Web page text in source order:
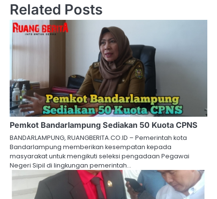
Related Posts
Pemkot Bandarlampung Sediakan 50 Kuota CPNS
BANDARLAMPUNG, RUANGBERITA.CO.ID – Pemerintah kota
Bandarlampung memberikan kesempatan kepada
masyarakat untuk mengikuti seleksi pengadaan Pegawai
Negeri Sipil di lingkungan pemerintah…